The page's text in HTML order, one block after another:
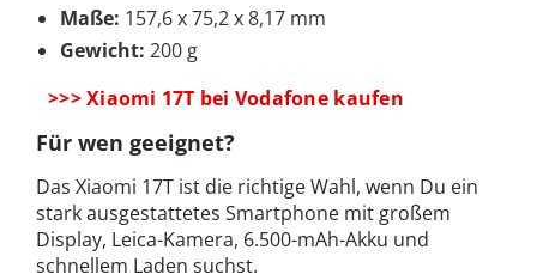
Maße: 157,6 x 75,2 x 8,17 mm
Gewicht: 200 g
>>> Xiaomi 17T bei Vodafone kaufen
Für wen geeignet?
Das Xiaomi 17T ist die richtige Wahl, wenn Du ein
stark ausgestattetes Smartphone mit großem
Display, Leica-Kamera, 6.500-mAh-Akku und
schnellem Laden suchst.